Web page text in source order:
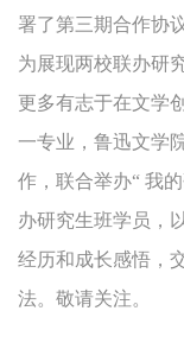
署了第三期合作协
为展现两校联办研
更多有志于在文学
一专业，鲁迅文学
作，联合举办“ 我
办研究生班学员，
经历和成长感悟，
法。敬请关注。